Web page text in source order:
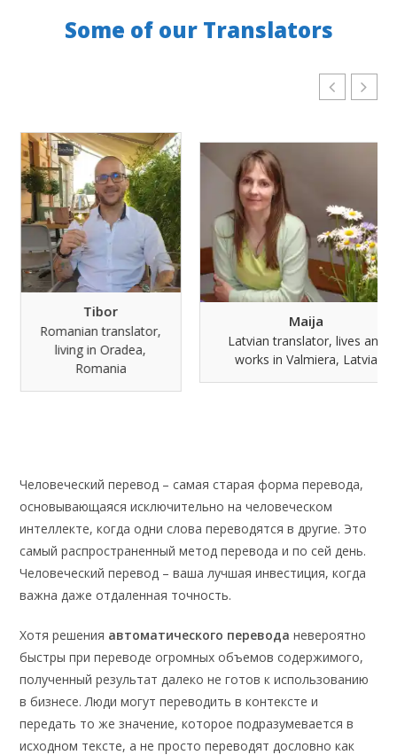
Some of our Translators
Tibor
Romanian translator,
living in Oradea,
Romania
Maija
Latvian translator, lives and
works in Valmiera, Latvia
Человеческий перевод – самая старая форма перевода,
основывающаяся исключительно на человеческом
интеллекте, когда одни слова переводятся в другие. Это
самый распространенный метод перевода и по сей день.
Человеческий перевод – ваша лучшая инвестиция, когда
важна даже отдаленная точность.
Хотя решения автоматического перевода невероятно
быстры при переводе огромных объемов содержимого,
полученный результат далеко не готов к использованию
в бизнесе. Люди могут переводить в контексте и
передать то же значение, которое подразумевается в
исходном тексте, а не просто переводят дословно как